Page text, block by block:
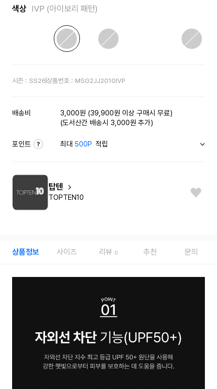
색상 IVP (아이보리 패턴)
시즌 : SS26상품번호 : MSG2JJ2010IVP
배송비
3,000원 (39,900원 이상 구매시 무료)
(도서산간 배송시 3,000원 추가)
포인트 최대 500P 적립
탑텐
TOPTEN10
상품정보 사이즈 리뷰 0 추천 문의